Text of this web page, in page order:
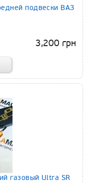
подвески ВАЗ
3,200 грн
газовый Ultra SR